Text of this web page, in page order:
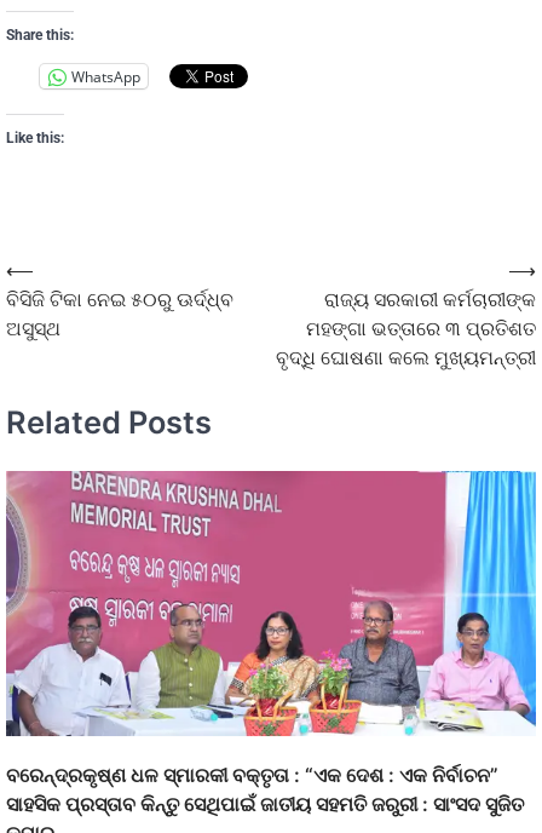
Share this:
WhatsApp
Like this:
⟵
ବିସିଜି ଟିକା ନେଇ ୫୦ରୁ ଊର୍ଦ୍ଧ୍ବ
ଅସୁସ୍ଥ
ରାଜ୍ୟ ସରକାରୀ କର୍ମଚାରୀଙ୍କ
ମହଙ୍ଗା ଭତ୍ତାରେ ୩ ପ୍ରତିଶତ
ବୃଦ୍ଧି ଘୋଷଣା କଲେ ମୁଖ୍ୟମନ୍ତ୍ରୀ
⟶
Related Posts
ବରେନ୍ଦ୍ରକୃଷ୍ଣ ଧଳ ସ୍ମାରକୀ ବକ୍ତୃତା : “ଏକ ଦେଶ : ଏକ ନିର୍ବାଚନ”
ସାହସିକ ପ୍ରସ୍ତାବ କିନ୍ତୁ ସେଥିପାଇଁ ଜାତୀୟ ସହମତି ଜରୁରୀ : ସାଂସଦ ସୁଜିତ